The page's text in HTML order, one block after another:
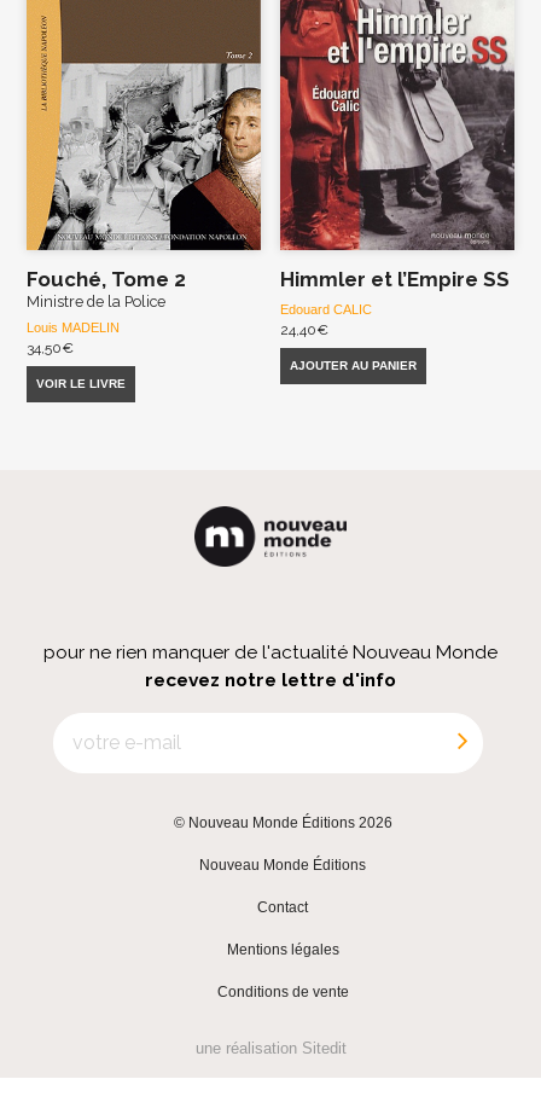
Fouché, Tome 2
Ministre de la Police
Louis MADELIN
34,50€
VOIR LE LIVRE
Himmler et l’Empire SS
Edouard CALIC
24,40€
AJOUTER AU PANIER
pour ne rien manquer de l'actualité Nouveau Monde
recevez notre lettre d'info
© Nouveau Monde Éditions 2026
Nouveau Monde Éditions
Contact
Mentions légales
Conditions de vente
une réalisation Sitedit